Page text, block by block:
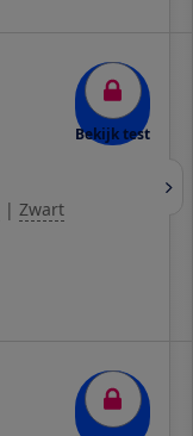
Bekijk test
| Zwart